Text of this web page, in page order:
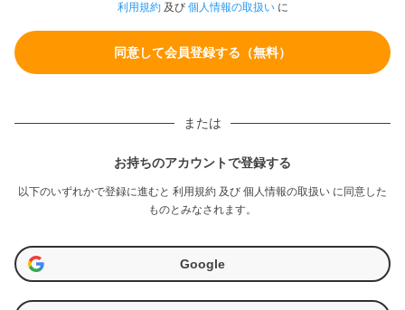
利用規約及び 個人情報の取扱いに
または
お持ちのアカウントで登録する
以下のいずれかで登録に進むと 利用規約 及び 個人情報の取扱い に同意した
ものとみなされます。
Google